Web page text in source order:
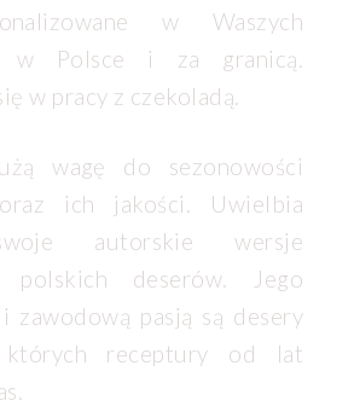
w Waszych
w Polsce i za granicą.
w pracy z czekoladą.
wagę do sezonowości
ich jakości. Uwielbia
autorskie wersje
polskich deserów. Jego
zawodową pasją są desery
receptury od lat